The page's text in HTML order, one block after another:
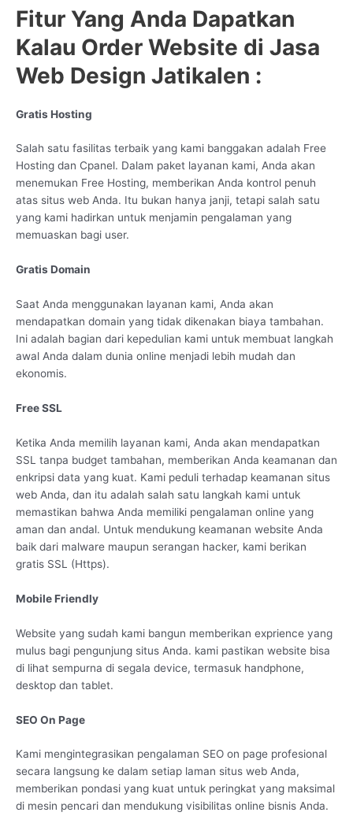
Fitur Yang Anda Dapatkan
Kalau Order Website di Jasa
Web Design Jatikalen :
Gratis Hosting
Salah satu fasilitas terbaik yang kami banggakan adalah Free
Hosting dan Cpanel. Dalam paket layanan kami, Anda akan
menemukan Free Hosting, memberikan Anda kontrol penuh
atas situs web Anda. Itu bukan hanya janji, tetapi salah satu
yang kami hadirkan untuk menjamin pengalaman yang
memuaskan bagi user.
Gratis Domain
Saat Anda menggunakan layanan kami, Anda akan
mendapatkan domain yang tidak dikenakan biaya tambahan.
Ini adalah bagian dari kepedulian kami untuk membuat langkah
awal Anda dalam dunia online menjadi lebih mudah dan
ekonomis.
Free SSL
Ketika Anda memilih layanan kami, Anda akan mendapatkan
SSL tanpa budget tambahan, memberikan Anda keamanan dan
enkripsi data yang kuat. Kami peduli terhadap keamanan situs
web Anda, dan itu adalah salah satu langkah kami untuk
memastikan bahwa Anda memiliki pengalaman online yang
aman dan andal. Untuk mendukung keamanan website Anda
baik dari malware maupun serangan hacker, kami berikan
gratis SSL (Https).
Mobile Friendly
Website yang sudah kami bangun memberikan exprience yang
mulus bagi pengunjung situs Anda. kami pastikan website bisa
di lihat sempurna di segala device, termasuk handphone,
desktop dan tablet.
SEO On Page
Kami mengintegrasikan pengalaman SEO on page profesional
secara langsung ke dalam setiap laman situs web Anda,
memberikan pondasi yang kuat untuk peringkat yang maksimal
di mesin pencari dan mendukung visibilitas online bisnis Anda.